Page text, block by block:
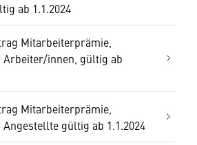
ab 1.1.2024
Mitarbeiterprämie,
Arbeiter/innen, gültig ab
Mitarbeiterprämie,
gültig ab 1.1.2024